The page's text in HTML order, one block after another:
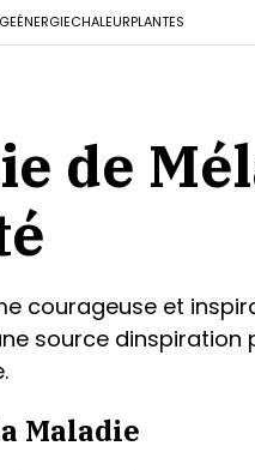
ÉNERGIECHALEURPLANTES
de
courageuse et
source dinspiration
Maladie